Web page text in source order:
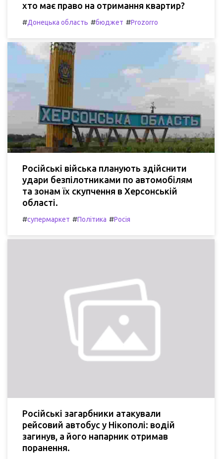
хто має право на отримання квартир?
#Донецька область #бюджет #Prozorro
Російські війська планують здійснити
удари безпілотниками по автомобілям
та зонам їх скупчення в Херсонській
області.
#супермаркет #Політика #Росія
Російські загарбники атакували
рейсовий автобус у Нікополі: водій
загинув, а його напарник отримав
поранення.